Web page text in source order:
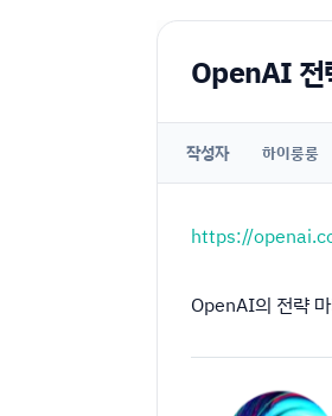
OpenAI 전
작성자 하이룽룽
https://
OpenAI의 전략